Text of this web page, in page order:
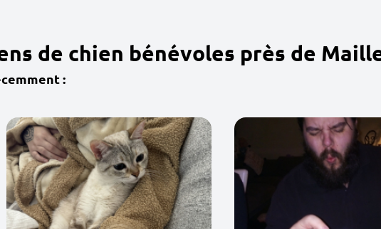
de chien bénévoles près de
: